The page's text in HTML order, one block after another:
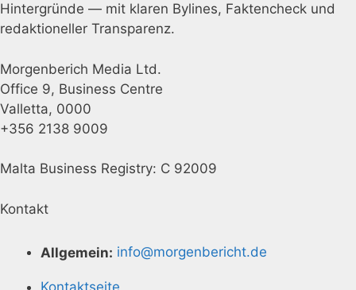
Hintergründe — mit klaren Bylines, Faktencheck und
redaktioneller Transparenz.
Morgenberich Media Ltd.
Office 9, Business Centre
Valletta, 0000
+356 2138 9009
Malta Business Registry: C 92009
Kontakt
Allgemein: info@morgenbericht.de